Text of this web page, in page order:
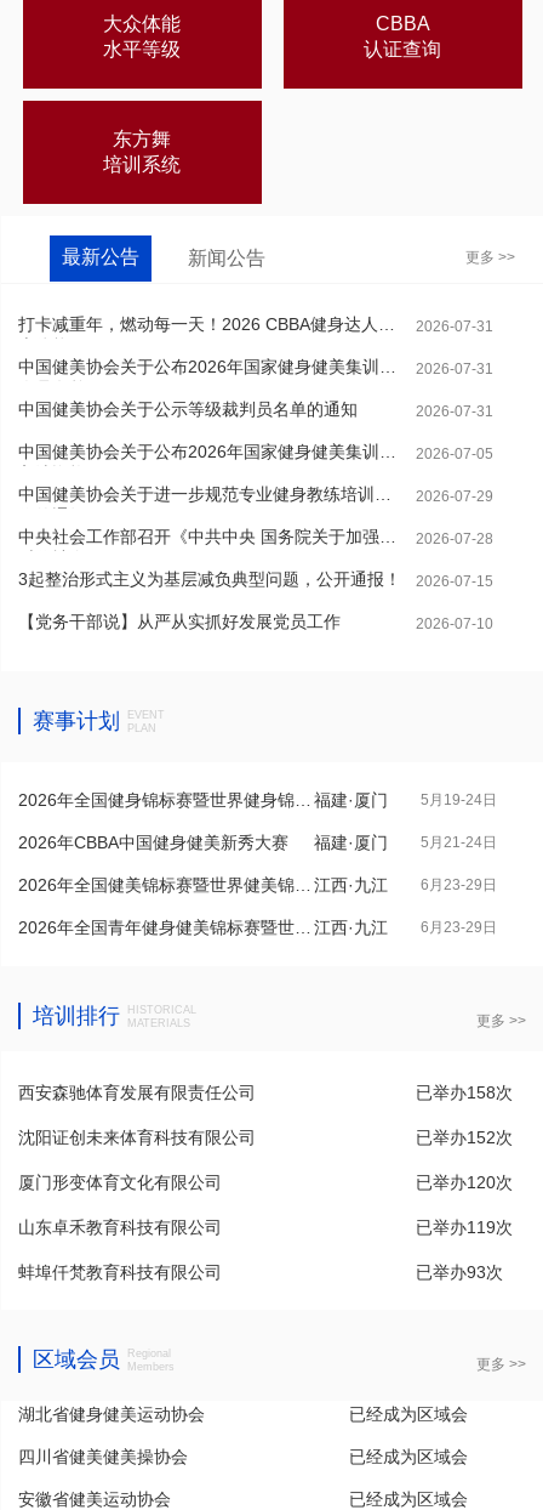
大众体能
水平等级
CBBA
认证查询
东方舞
培训系统
最新公告 新闻公告 更多 >>
打卡减重年，燃动每一天！2026 CBBA健身达人线
上体能...
2026-07-31
中国健美协会关于公布2026年国家健身健美集训队
人员名单...
2026-07-31
中国健美协会关于公示等级裁判员名单的通知 2026-07-31
中国健美协会关于公布2026年国家健身健美集训队
入选资格...
2026-07-05
中国健美协会关于进一步规范专业健身教练培训工
作的通知
2026-07-29
中央社会工作部召开《中共中央 国务院关于加强新
时代社会...
2026-07-28
3起整治形式主义为基层减负典型问题，公开通报！ 2026-07-15
【党务干部说】从严从实抓好发展党员工作 2026-07-10
赛事计划
EVENT
PLAN
2026年全国健身锦标赛暨世界健身锦标
赛...
福建·厦门 5月19-24日
2026年CBBA中国健身健美新秀大赛 福建·厦门 5月21-24日
2026年全国健美锦标赛暨世界健美锦标
赛...
江西·九江 6月23-29日
2026年全国青年健身健美锦标赛暨世界 江西·九江 6月23-29日
培训排行
HISTORICAL
MATERIALS
更多 >>
西安森驰体育发展有限责任公司 已举办158次
沈阳证创未来体育科技有限公司 已举办152次
厦门形变体育文化有限公司 已举办120次
山东卓禾教育科技有限公司 已举办119次
蚌埠仟梵教育科技有限公司 已举办93次
区域会员
Regional
Members
更多 >>
湖北省健身健美运动协会 已经成为区域会
员
四川省健美健美操协会 已经成为区域会
员
安徽省健美运动协会 已经成为区域会